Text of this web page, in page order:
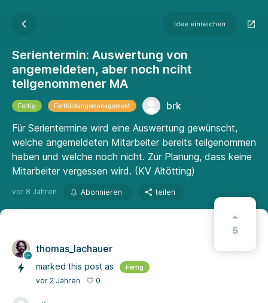
Idee einreichen
Serientermin: Auswertung von
angemeldeten, aber noch nciht
teilgenommener MA
Fertig Fortbildungsmanagement
brk
Für Serientermine wird eine Auswertung gewünscht,
welche angemeldeten Mitarbeiter bereits teilgenommen
haben und welche noch nicht. Zur Planung, dass keine
Mitarbeiter vergessen wird. (KV Altötting)
vor 8 Jahren Abonnieren teilen
5
thomas_lachauer
marked this post as Fertig
vor 2 Jahren 0